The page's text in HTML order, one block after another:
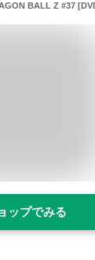
BALL Z #37
ップでみる